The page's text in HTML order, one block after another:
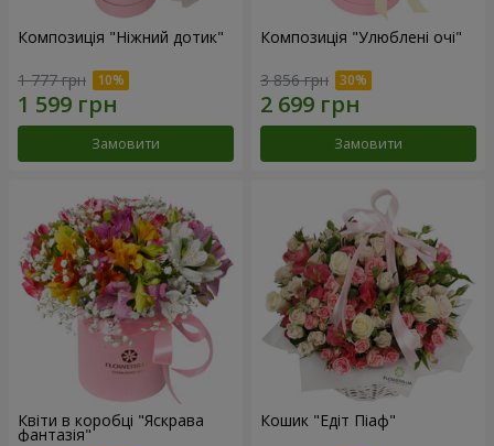
Композиція "Ніжний дотик"
1 777 грн
Замовити
Композиція "Улюблені очі"
3 856 грн
Замовити
Квіти в коробці "Яскрава
фантазія"
Кошик "Едіт Піаф"